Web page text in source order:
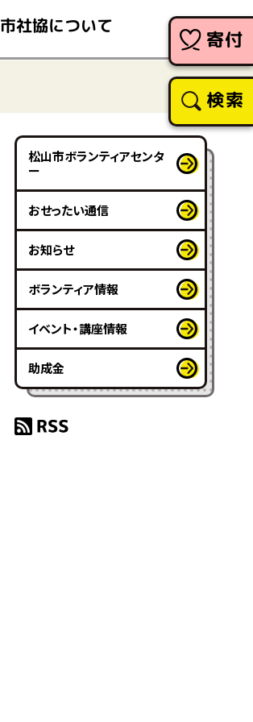
市社協について
寄付
検索
松山市ボランティアセンタ
ー
おせったい通信
お知らせ
ボランティア情報
イベント・講座情報
助成金